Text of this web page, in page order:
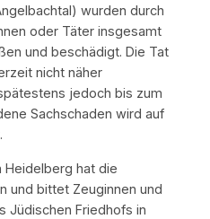
wurden durch
oder Täter insgesamt
und beschädigt. Die Tat
nicht näher
jedoch bis zum
Sachschaden wird auf
Heidelberg hat die
und bittet Zeuginnen und
Jüdischen Friedhofs in